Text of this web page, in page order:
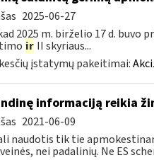
2025-06-27
2025 m. birželio 17 d. buvo
ir II skyriaus...
įstatymų pakeitimai:
informaciją reikia
2021-06-09
naudotis tik tie
nei padalinių. Ne ES